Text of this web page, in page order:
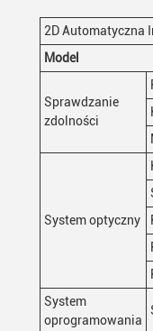
2D Automatyczna
Model
Sprawdzanie
zdolności
System optyczny
System
oprogramowania